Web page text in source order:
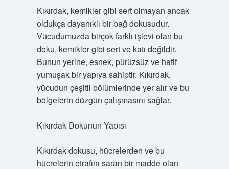
Kıkırdak, kemikler gibi sert olmayan ancak
oldukça dayanıklı bir bağ dokusudur.
Vücudumuzda birçok farklı işlevi olan bu
doku, kemikler gibi sert ve katı değildir.
Bunun yerine, esnek, pürüzsüz ve hafif
yumuşak bir yapıya sahiptir. Kıkırdak,
vücudun çeşitli bölümlerinde yer alır ve bu
bölgelerin düzgün çalışmasını sağlar.
Kıkırdak Dokunun Yapısı
Kıkırdak dokusu, hücrelerden ve bu
hücrelerin etrafını saran bir madde olan